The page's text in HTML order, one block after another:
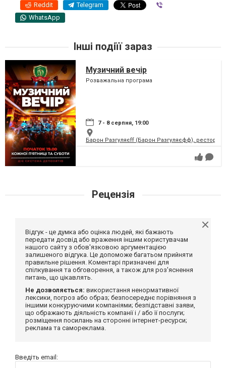
Reddit Telegram
WhatsApp
Інші подіїї зараз
Музичний вечір
Розважальна програма
7 - 8 серпня, 19:00
Барон Разгуляєff (Барон Разгуляєфф),
Рецензія
Відгук - це думка або оцінка людей, які бажають
передати досвід або враження іншим користувачам
нашого сайту з обов'язковою аргументацією
залишеного відгука. Це допоможе багатьом прийняти
правильне рішення. Коментарі призначені для
спілкування та обговорення, а також для роз'яснення
питань, що цікавлять.
Не дозволяється: використання ненормативної
лексики, погроз або образ; безпосереднє порівняння з
іншими конкуруючими компаніями; безпідставні заяви,
що ображають діяльність компанії і / або її послуги;
розміщення посилань на сторонні інтернет-ресурси;
реклама та самореклама.
Введіть email: